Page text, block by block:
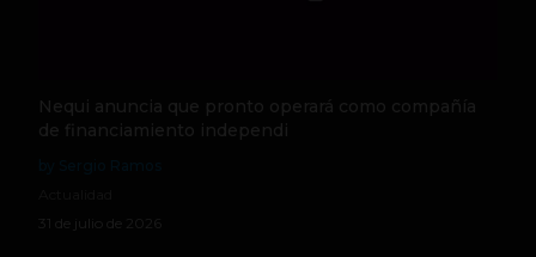
Nequi anuncia que pronto operará como compañía
de financiamiento independi
31 de julio de 2026